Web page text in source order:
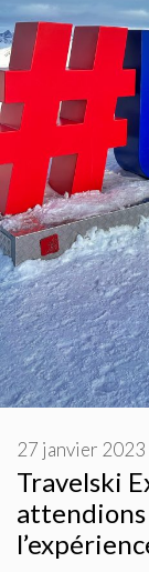
Travelski
27 janvier 2023